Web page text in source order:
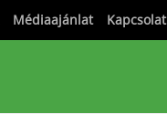
Médiaajánlat Kapcsolat